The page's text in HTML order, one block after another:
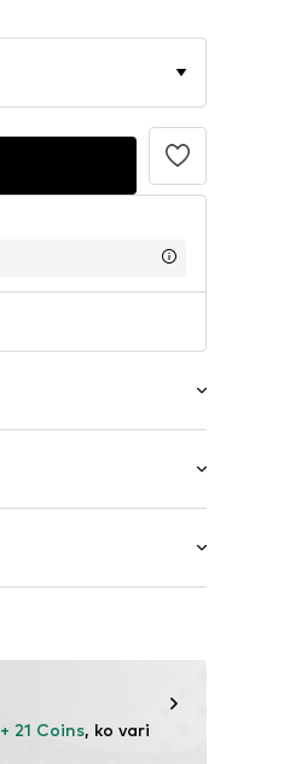
+ 21 Coins, ko vari